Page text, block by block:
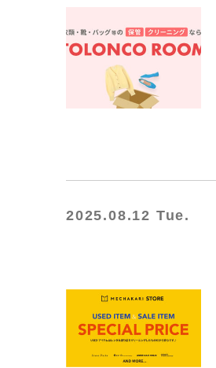
2025.08.12 Tue.